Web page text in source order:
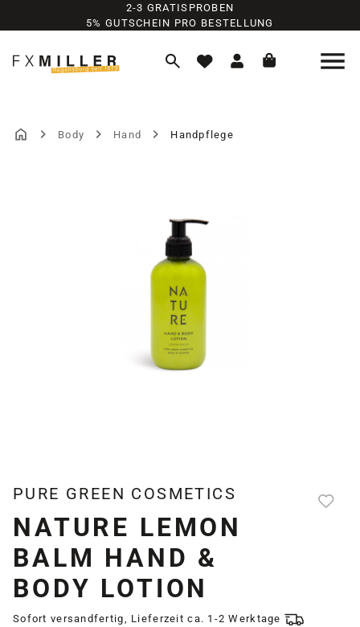
Zum Hauptinhalt springen
2-3 GRATISPROBEN
5% GUTSCHEIN PRO BESTELLUNG
Body Hand Handpflege
PURE GREEN COSMETICS
NATURE LEMON
BALM HAND &
BODY LOTION
Sofort versandfertig, Lieferzeit ca. 1-2 Werktage